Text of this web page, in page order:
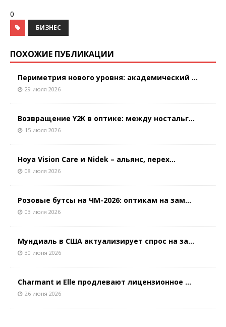
0
БИЗНЕС
ПОХОЖИЕ ПУБЛИКАЦИИ
Периметрия нового уровня: академический ...
29 июля 2026
Возвращение Y2K в оптике: между ностальг...
15 июля 2026
Hoya Vision Care и Nidek – альянс, перех...
08 июля 2026
Розовые бутсы на ЧМ-2026: оптикам на зам...
03 июля 2026
Мундиаль в США актуализирует спрос на за...
30 июня 2026
Charmant и Elle продлевают лицензионное ...
26 июня 2026